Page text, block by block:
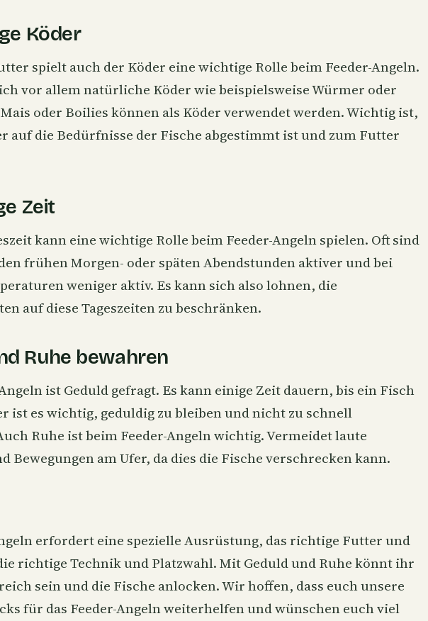
Köder
spielt auch der Köder eine wichtige Rolle beim Feeder-Angeln.
vor allem natürliche Köder wie beispielsweise Würmer oder
oder Boilies können als Köder verwendet werden. Wichtig ist,
auf die Bedürfnisse der Fische abgestimmt ist und zum Futter
Zeit
kann eine wichtige Rolle beim Feeder-Angeln spielen. Oft sind
frühen Morgen- oder späten Abendstunden aktiver und bei
weniger aktiv. Es kann sich also lohnen, die
auf diese Tageszeiten zu beschränken.
Ruhe bewahren
ist Geduld gefragt. Es kann einige Zeit dauern, bis ein Fisch
ist es wichtig, geduldig zu bleiben und nicht zu schnell
Ruhe ist beim Feeder-Angeln wichtig. Vermeidet laute
Bewegungen am Ufer, da dies die Fische verschrecken kann.
erfordert eine spezielle Ausrüstung, das richtige Futter und
richtige Technik und Platzwahl. Mit Geduld und Ruhe könnt ihr
sein und die Fische anlocken. Wir hoffen, dass euch unsere
für das Feeder-Angeln weiterhelfen und wünschen euch viel